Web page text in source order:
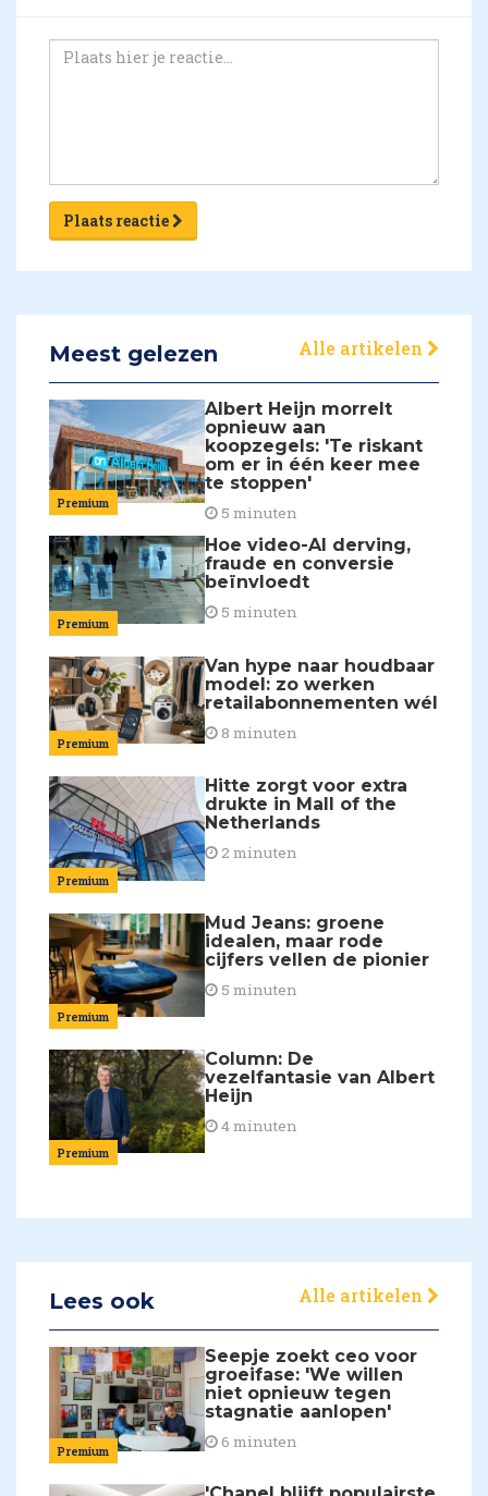
Plaats reactie
Meest gelezen Alle artikelen
Premium
Albert Heijn morrelt
opnieuw aan
koopzegels: 'Te riskant
om er in één keer mee
te stoppen'
5 minuten
Premium
Hoe video-AI derving,
fraude en conversie
beïnvloedt
5 minuten
Premium
Van hype naar houdbaar
model: zo werken
retailabonnementen wél
8 minuten
Premium
Hitte zorgt voor extra
drukte in Mall of the
Netherlands
2 minuten
Premium
Mud Jeans: groene
idealen, maar rode
cijfers vellen de pionier
5 minuten
Premium
Column: De
vezelfantasie van Albert
Heijn
4 minuten
Lees ook Alle artikelen
Premium
Seepje zoekt ceo voor
groeifase: 'We willen
niet opnieuw tegen
stagnatie aanlopen'
6 minuten